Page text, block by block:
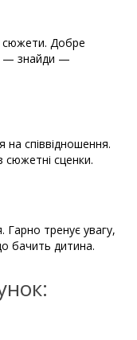
сюжети. Добре
— знайди —
на співвідношення.
сюжетні сценки.
Гарно тренує увагу,
бачить дитина.